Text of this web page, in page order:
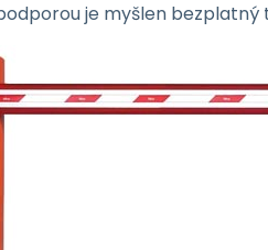
je myšlen